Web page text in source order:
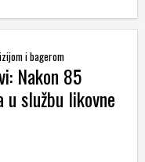
i bagerom
Nakon 85
službu likovne